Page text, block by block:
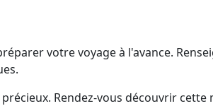
votre voyage à l'avance.
Rendez-vous découvrir